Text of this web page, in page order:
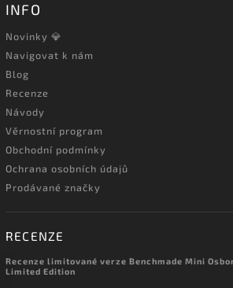
INFO
Novinky 💎
Navigovat k nám
Blog
Recenze
Návody
Věrnostní program
Obchodní podmínky
Ochrana osobních údajů
Prodávané značky
RECENZE
Recenze limitované verze Benchmade Mini
Limited Edition